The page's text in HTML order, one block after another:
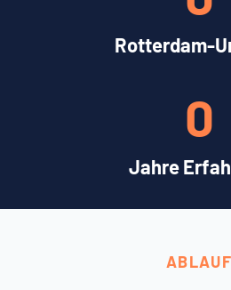
Rotterdam-
Jahre
0
ABLAUF